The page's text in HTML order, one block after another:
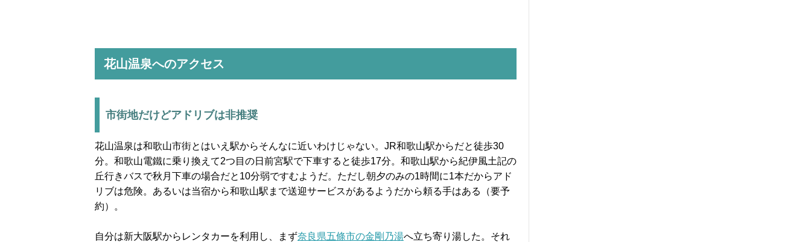
花山温泉へのアクセス
市街地だけどアドリブは非推奨
花山温泉は和歌山市街とはいえ駅からそんなに近いわけじゃない。JR和歌山駅からだと徒歩30
分。和歌山電鐵に乗り換えて2つ目の日前宮駅で下車すると徒歩17分。和歌山駅から紀伊風土記の
丘行きバスで秋月下車の場合だと10分弱ですむようだ。ただし朝夕のみの1時間に1本だからアド
リブは危険。あるいは当宿から和歌山駅まで送迎サービスがあるようだから頼る手はある（要予
約）。
自分は新大阪駅からレンタカーを利用し、まず奈良県五條市の金剛乃湯へ立ち寄り湯した。それ